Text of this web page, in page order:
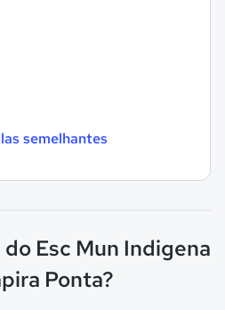
semelhantes
Esc Mun Indigena
Ponta?